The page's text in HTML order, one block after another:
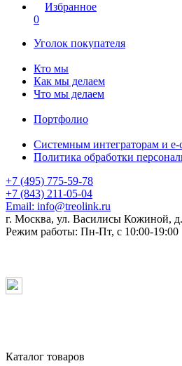
Избранное
0
Уголок покупателя
Кто мы
Как мы делаем
Что мы делаем
Портфолио
Системным интеграторам и e-
Политика обработки
+7 (495) 775-59-78
+7 (843) 211-05-04
Email: info@treolink.ru
г. Москва, ул. Василисы Кожиной,
Режим работы: Пн-Пт, с 10:00-19:00
Каталог товаров